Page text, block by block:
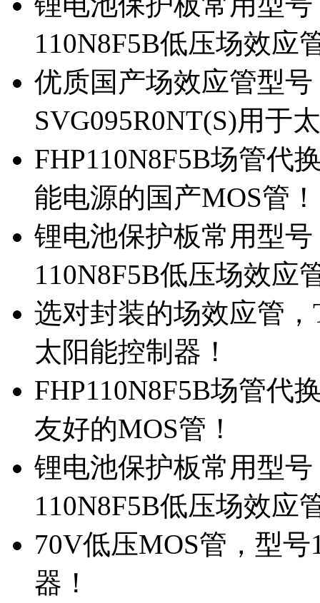
110N8F5B低压场效应
优质国产场效应管型
SVG095R0NT(S)用于
FHP110N8F5B场管代
能电源的国产MOS管！
锂电池保护板常用型
110N8F5B低压场效应
选对封装的场效应管
太阳能控制器！
FHP110N8F5B场管代
友好的MOS管！
锂电池保护板常用型
110N8F5B低压场效应
70V低压MOS管，型
器！